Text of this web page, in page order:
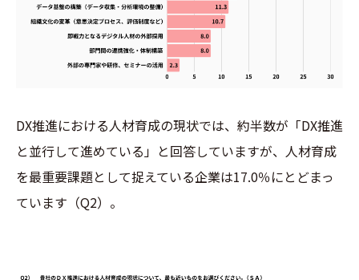
DX推進における人材育成の現状では、約半数が「DX推進
と並行して進めている」と回答していますが、人材育成
を最重要課題として捉えている企業は17.0％にとどまっ
ています（Q2）。